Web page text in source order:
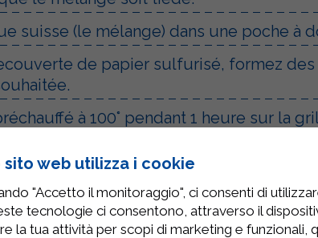
suisse (le mélange) dans une poche à
de papier sulfurisé, formez
à 100° pendant 1 heure sur la
120 g de baies jusqu'à obtenir une
et le sucre glace dans un bol.
bien fouetté et continuez de
sito web utilizza i cookie
"Accetto il monitoraggio", ci consenti di
tecnologie ci consentono, attraverso il
la tua attività per scopi di marketing e funzionali,